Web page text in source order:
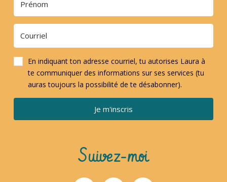
En indiquant ton adresse courriel, tu autorises Laura à
te communiquer des informations sur ses services (tu
auras toujours la possibilité de te désabonner).
Je m'inscris
Suivez-moi